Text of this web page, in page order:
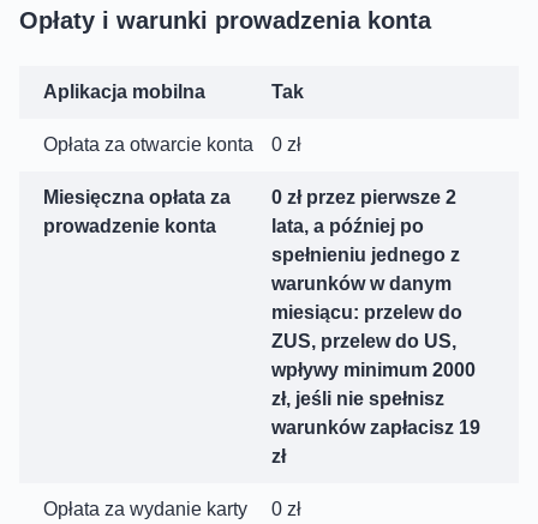
Opłaty i warunki prowadzenia konta
Aplikacja mobilna Tak
Opłata za otwarcie konta 0 zł
Miesięczna opłata za
prowadzenie konta
0 zł przez pierwsze 2
lata, a później po
spełnieniu jednego z
warunków w danym
miesiącu: przelew do
ZUS, przelew do US,
wpływy minimum 2000
zł, jeśli nie spełnisz
warunków zapłacisz 19
zł
Opłata za wydanie karty 0 zł